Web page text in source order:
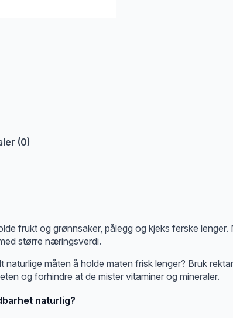
(0)
frukt og grønnsaker, pålegg og kjeks ferske
større næringsverdi.
naturlige måten å holde maten frisk lenger? Bruk
og forhindre at de mister vitaminer og mineraler.
naturlig?